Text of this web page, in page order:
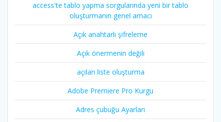
access'te tablo yapma sorgularında yeni bir tablo
oluşturmanın genel amacı
Açık anahtarlı şifreleme
Açık önermenin değili
açılan liste oluşturma
Adobe Premiere Pro Kurgu
Adres çubuğu Ayarları